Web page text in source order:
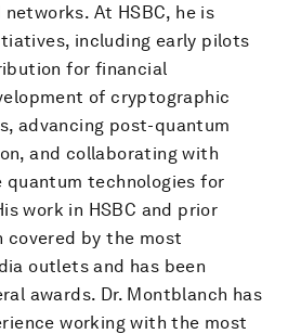
At HSBC, he is
including early pilots
for financial
of cryptographic
advancing post-quantum
and collaborating with
quantum technologies for
work in HSBC and prior
covered by the most
outlets and has been
awards. Dr. Montblanch has
working with the most